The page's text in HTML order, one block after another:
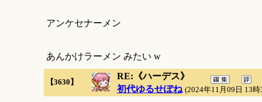
アンケセナーメン
あんかけラーメン みたい w
【3630】
RE:《ハーデス》
初代ゆるせぽね (2024年11月09日 13時